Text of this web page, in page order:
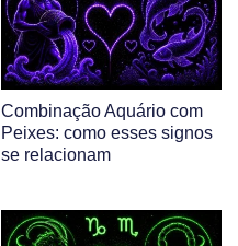
Combinação Aquário com
Peixes: como esses signos
se relacionam